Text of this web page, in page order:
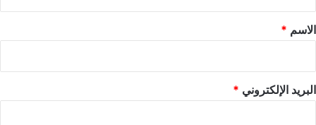
*
الاسم *
البريد الإلكتروني *